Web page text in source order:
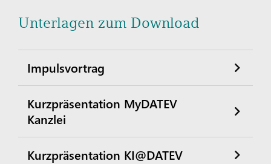
Unterlagen zum Download
Impulsvortrag
Kurzpräsentation MyDATEV
Kanzlei
Kurzpräsentation KI@DATEV